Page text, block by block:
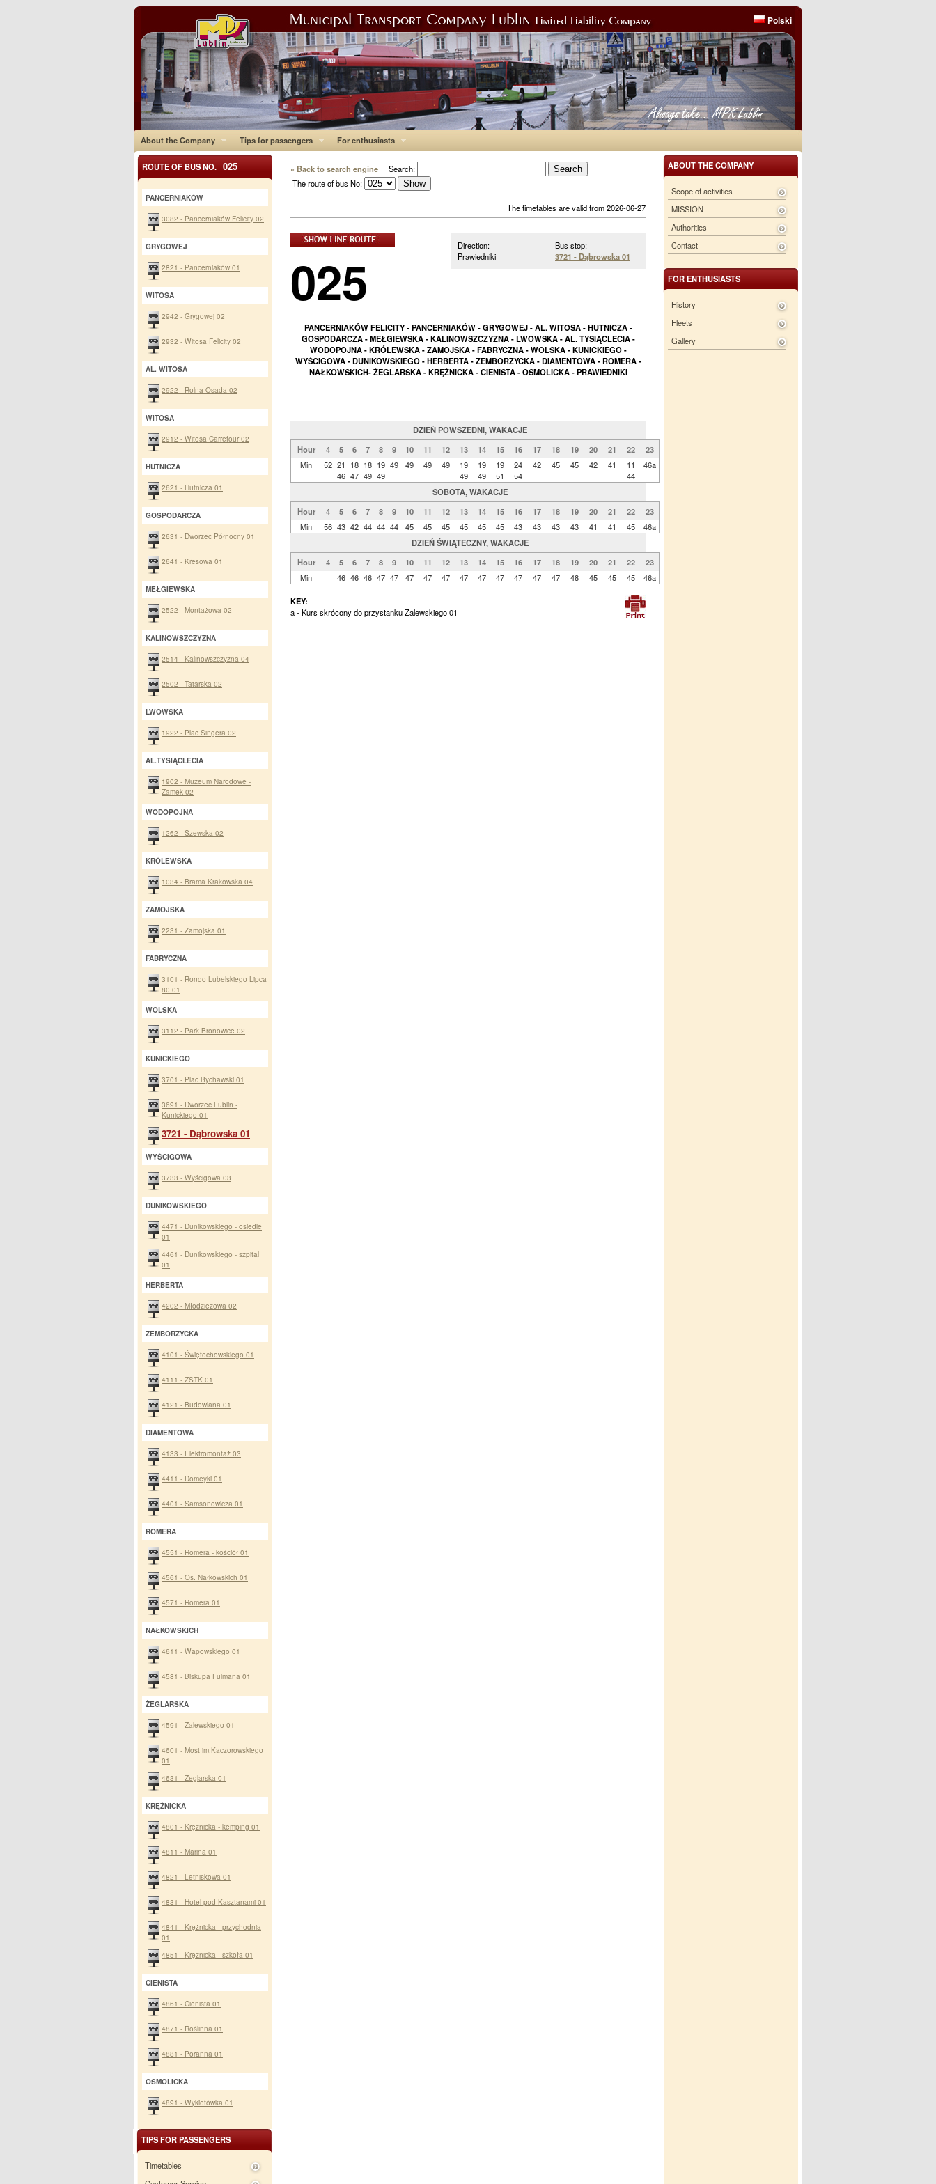
Polski
About the Company Tips for passengers For enthusiasts
ABOUT THE COMPANY
Scope of activities
MISSION
Authorities
Contact
FOR ENTHUSIASTS
History
Fleets
Gallery
« Back to search engine Search:
The route of bus No:
The timetables are valid from 2026-06-27
Bus stop:
3721 - Dąbrowska 01
Direction:
Prawiedniki
025
PANCERNIAKÓW FELICITY - PANCERNIAKÓW - GRYGOWEJ - AL. WITOSA - HUTNICZA -
GOSPODARCZA - MEŁGIEWSKA - KALINOWSZCZYZNA - LWOWSKA - AL. TYSIĄCLECIA -
WODOPOJNA - KRÓLEWSKA - ZAMOJSKA - FABRYCZNA - WOLSKA - KUNICKIEGO -
WYŚCIGOWA - DUNIKOWSKIEGO - HERBERTA - ZEMBORZYCKA - DIAMENTOWA - ROMERA -
NAŁKOWSKICH- ŻEGLARSKA - KRĘŻNICKA - CIENISTA - OSMOLICKA - PRAWIEDNIKI
DZIEŃ POWSZEDNI, WAKACJE
Hour
4 5 6 7 8 9 10 11 12 13 14 15 16 17 18 19 20 21 22
23
Min
52 21
46
18
47
18
49
19
49
49 49 49 49
19
49
19
49
19
51
24
54
42 45 45 42 41
11
44
46a
SOBOTA, WAKACJE
Hour
4 5 6 7 8 9 10 11 12 13 14 15 16 17 18 19 20 21 22
23
Min
56 43 42 44 44 44 45 45 45 45 45 45 43 43 43 43 41 41 45
46a
DZIEŃ ŚWIĄTECZNY, WAKACJE
Hour
4 5 6 7 8 9 10 11 12 13 14 15 16 17 18 19 20 21 22
23
Min
46 46 46 47 47 47 47 47 47 47 47 47 47 47 48 45 45 45 46a
KEY:
a - Kurs skrócony do przystanku Zalewskiego 01
ROUTE OF BUS NO. 025
PANCERNIAKÓW
3082 - Pancerniaków Felicity 02
GRYGOWEJ
2821 - Pancerniaków 01
WITOSA
2942 - Grygowej 02
2932 - Witosa Felicity 02
AL. WITOSA
2922 - Rolna Osada 02
WITOSA
2912 - Witosa Carrefour 02
HUTNICZA
2621 - Hutnicza 01
GOSPODARCZA
2631 - Dworzec Północny 01
2641 - Kresowa 01
MEŁGIEWSKA
2522 - Montażowa 02
KALINOWSZCZYZNA
2514 - Kalinowszczyzna 04
2502 - Tatarska 02
LWOWSKA
1922 - Plac Singera 02
AL.TYSIĄCLECIA
1902 - Muzeum Narodowe -
Zamek 02
WODOPOJNA
1262 - Szewska 02
KRÓLEWSKA
1034 - Brama Krakowska 04
ZAMOJSKA
2231 - Zamojska 01
FABRYCZNA
3101 - Rondo Lubelskiego Lipca
80 01
WOLSKA
3112 - Park Bronowice 02
KUNICKIEGO
3701 - Plac Bychawski 01
3691 - Dworzec Lublin -
Kunickiego 01
3721 - Dąbrowska 01
WYŚCIGOWA
3733 - Wyścigowa 03
DUNIKOWSKIEGO
4471 - Dunikowskiego - osiedle
01
4461 - Dunikowskiego - szpital
01
HERBERTA
4202 - Młodzieżowa 02
ZEMBORZYCKA
4101 - Świętochowskiego 01
4111 - ZSTK 01
4121 - Budowlana 01
DIAMENTOWA
4133 - Elektromontaż 03
4411 - Domeyki 01
4401 - Samsonowicza 01
ROMERA
4551 - Romera - kościół 01
4561 - Os. Nałkowskich 01
4571 - Romera 01
NAŁKOWSKICH
4611 - Wapowskiego 01
4581 - Biskupa Fulmana 01
ŻEGLARSKA
4591 - Zalewskiego 01
4601 - Most im.Kaczorowskiego
01
4631 - Żeglarska 01
KRĘŻNICKA
4801 - Krężnicka - kemping 01
4811 - Marina 01
4821 - Letniskowa 01
4831 - Hotel pod Kasztanami 01
4841 - Krężnicka - przychodnia
01
4851 - Krężnicka - szkoła 01
CIENISTA
4861 - Cienista 01
4871 - Roślinna 01
4881 - Poranna 01
OSMOLICKA
4891 - Wykietówka 01
TIPS FOR PASSENGERS
Timetables